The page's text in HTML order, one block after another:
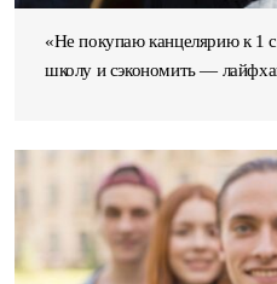
«Не покупаю канцелярию к 1
школу и сэкономить —